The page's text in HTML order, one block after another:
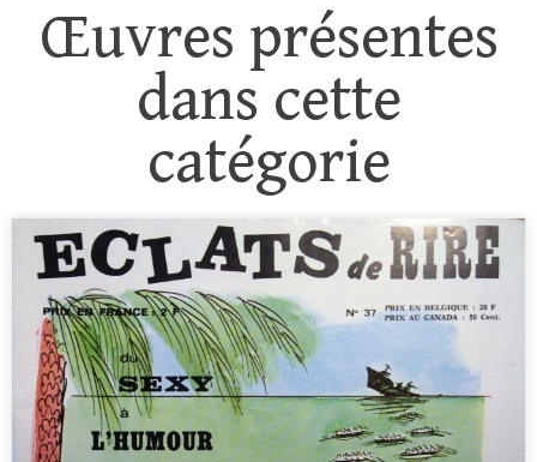
Œuvres présentes
dans cette
catégorie